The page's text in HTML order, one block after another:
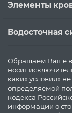
Элементы
Водосточная
Обращаем Ваше
носит
каких условиях
определяемой
кодекса
информации о